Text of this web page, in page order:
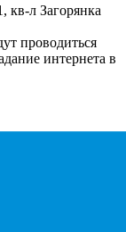
кв-л Загорянка
проводиться
интернета в